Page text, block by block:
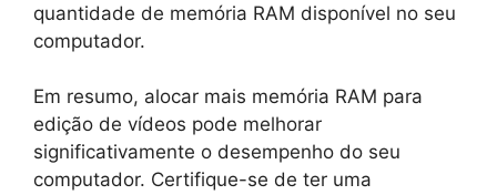
quantidade de memória RAM disponível no seu
computador.
Em resumo, alocar mais memória RAM para
edição de vídeos pode melhorar
significativamente o desempenho do seu
computador. Certifique-se de ter uma